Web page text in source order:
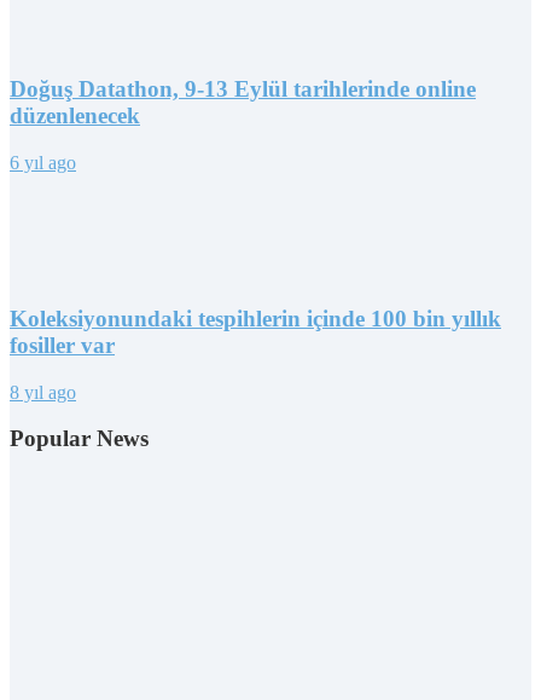
Doğuş Datathon, 9-13 Eylül tarihlerinde online
düzenlenecek
6 yıl ago
Koleksiyonundaki tespihlerin içinde 100 bin yıllık
fosiller var
8 yıl ago
Popular News